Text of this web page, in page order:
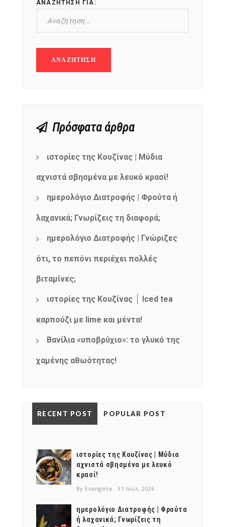
ΑΝΑΖΉΤΗΣΗ ΓΙΑ:
Πρόσφατα άρθρα
ιστορίες της Κουζίνας | Μύδια
αχνιστά σβησμένα με λευκό κρασί!
ημερολόγιο Διατροφής | Φρούτα ή
λαχανικά; Γνωρίζεις τη διαφορά;
ημερολόγιο Διατροφής | Γνώριζες
ότι, το πεπόνι περιέχει πολλές
βιταμίνες;
ιστορίες της Κουζίνας │ Iced tea
καρπούζι με lime και μέντα!
Βανίλια «υποβρύχιο»: το γλυκό της
χαμένης αθωότητας!
RECENT POST POPULAR POST
ιστορίες της Κουζίνας | Μύδια
αχνιστά σβησμένα με λευκό
κρασί!
By Evangelia 31 Ιούλ, 2026
ημερολόγιο Διατροφής | Φρούτα
ή λαχανικά; Γνωρίζεις τη